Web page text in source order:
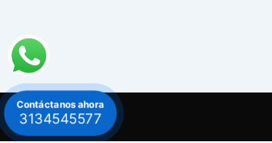
Contáctanos ahora
3134545577